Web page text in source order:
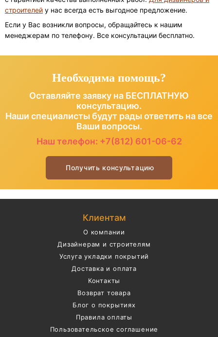
строителей у нас всегда есть выгодное предложение.
Если у Вас возникли вопросы, обращайтесь к нашим
менеджерам по телефону. Все консультации бесплатно.
Необходима помощь?
Оставляйте заявку на БЕСПЛАТНУЮ
консультацию.
Наши специалисты будут рады ответить на все
Ваши вопросы.
Наш телефон: +7(812) 601-06-62
Получить консультацию
Клиентам
О компании
Дизайнерам и строителям
Услуга укладки покрытий
Доставка и оплата
Контакты
Возврат товара
Блог о покрытиях
Правила оплаты
Пользовательское соглашение